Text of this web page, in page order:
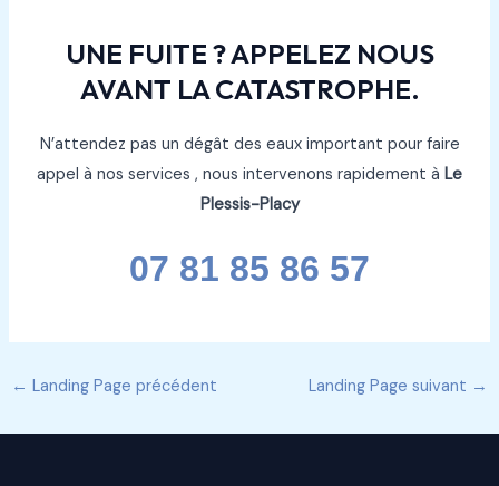
UNE FUITE ? APPELEZ NOUS
AVANT LA CATASTROPHE.
N’attendez pas un dégât des eaux important pour faire
appel à nos services , nous intervenons rapidement à Le
Plessis-Placy
07 81 85 86 57
← Landing Page précédent Landing Page suivant →